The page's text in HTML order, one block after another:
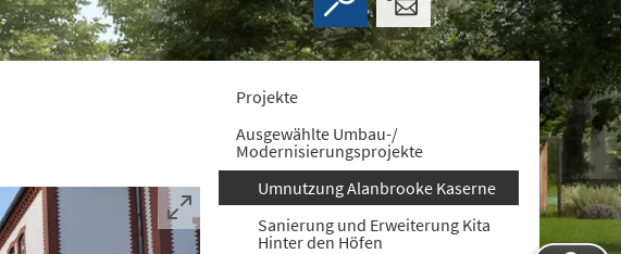
Projekte
Ausgewählte Umbau-/
Modernisierungsprojekte
Umnutzung Alanbrooke Kaserne
Sanierung und Erweiterung Kita
Hinter den Höfen